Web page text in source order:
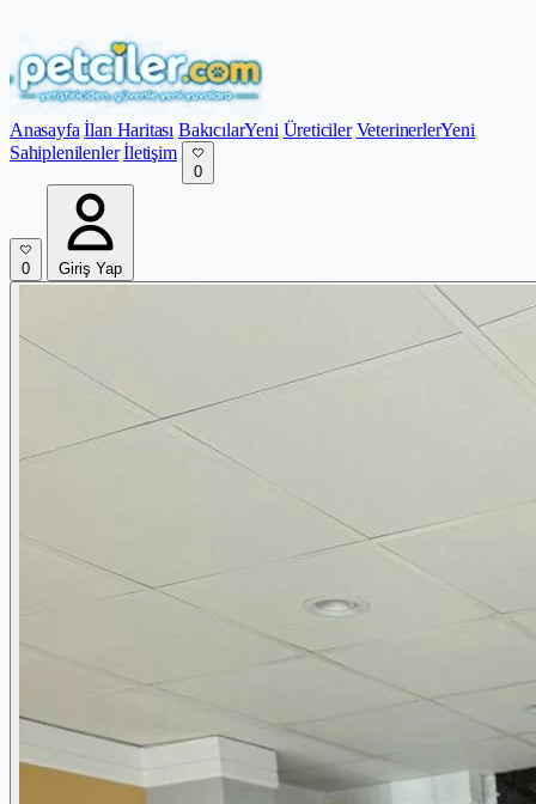
Anasayfa İlan Haritası BakıcılarYeni Üreticiler VeterinerlerYeni
Sahiplenilenler İletişim
0
0 Giriş Yap